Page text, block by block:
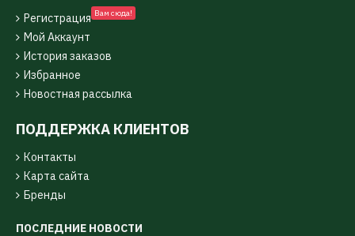
Регистрация Вам сюда!
Мой Аккаунт
История заказов
Избранное
Новостная рассылка
ПОДДЕРЖКА КЛИЕНТОВ
Контакты
Карта сайта
Бренды
ПОСЛЕДНИЕ НОВОСТИ